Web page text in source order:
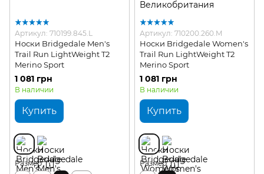
Артикул: 710199.845.L
Носки Bridgedale Men's
Trail Run LightWeight T2
Merino Sport
1 081 грн
В наличии
Купить
Размер
Артикул: 710200.260.M
Носки Bridgedale Women's
Trail Run LightWeight T2
Merino Sport
1 081 грн
В наличии
Купить
Размер